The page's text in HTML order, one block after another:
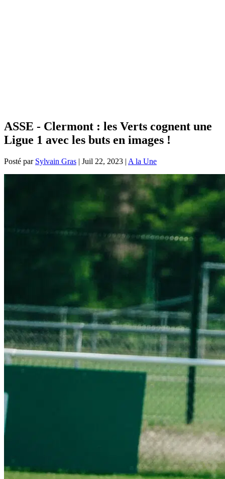
ASSE - Clermont : les Verts cognent une
Ligue 1 avec les buts en images !
Posté par Sylvain Gras | Juil 22, 2023 | A la Une